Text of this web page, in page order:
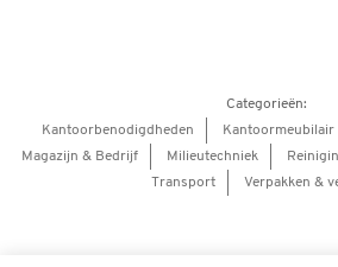
Categorieën:
Kantoorbenodigdheden
Kantoormeubilair
Magazijn & Bedrijf
Milieutechniek
Transport
Verpakken &